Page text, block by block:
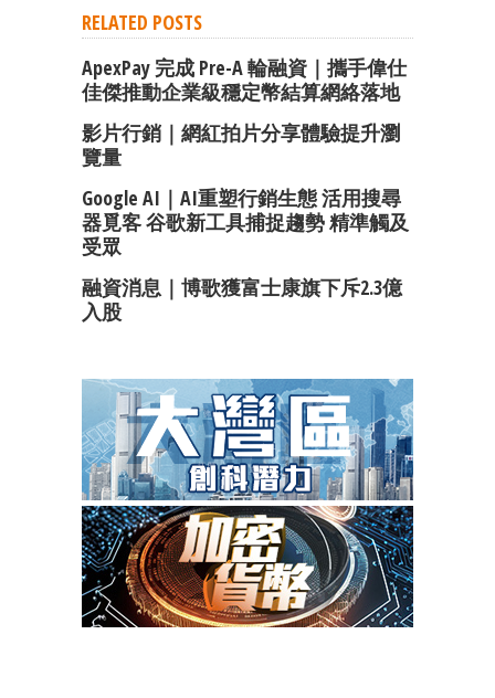
RELATED POSTS
ApexPay 完成 Pre-A 輪融資｜攜手偉仕
佳傑推動企業級穩定幣結算網絡落地
影片行銷｜網紅拍片分享體驗提升瀏
覽量
Google AI｜AI重塑行銷生態 活用搜尋
器覓客 谷歌新工具捕捉趨勢 精準觸及
受眾
融資消息｜博歌獲富士康旗下斥2.3億
入股